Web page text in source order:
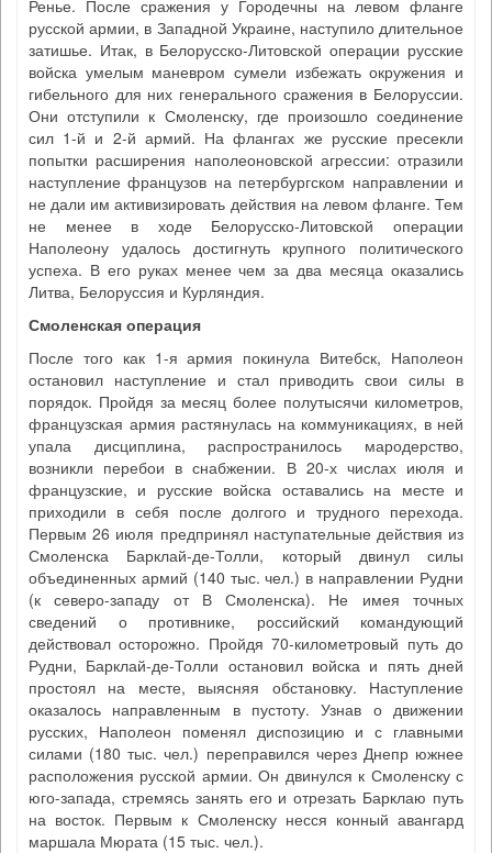
Ренье. После сражения у Городечны на левом фланге
русской армии, в Западной Украине, наступило длительное
затишье. Итак, в Белорусско-Литовской операции русские
войска умелым маневром сумели избежать окружения и
гибельного для них генерального сражения в Белоруссии.
Они отступили к Смоленску, где произошло соединение
сил 1-й и 2-й армий. На флангах же русские пресекли
попытки расширения наполеоновской агрессии: отразили
наступление французов на петербургском направлении и
не дали им активизировать действия на левом фланге. Тем
не менее в ходе Белорусско-Литовской операции
Наполеону удалось достигнуть крупного политического
успеха. В его руках менее чем за два месяца оказались
Литва, Белоруссия и Курляндия.
Смоленская операция
После того как 1-я армия покинула Витебск, Наполеон
остановил наступление и стал приводить свои силы в
порядок. Пройдя за месяц более полутысячи километров,
французская армия растянулась на коммуникациях, в ней
упала дисциплина, распространилось мародерство,
возникли перебои в снабжении. В 20-х числах июля и
французские, и русские войска оставались на месте и
приходили в себя после долгого и трудного перехода.
Первым 26 июля предпринял наступательные действия из
Смоленска Барклай-де-Толли, который двинул силы
объединенных армий (140 тыс. чел.) в направлении Рудни
(к северо-западу от В Смоленска). Не имея точных
сведений о противнике, российский командующий
действовал осторожно. Пройдя 70-километровый путь до
Рудни, Барклай-де-Толли остановил войска и пять дней
простоял на месте, выясняя обстановку. Наступление
оказалось направленным в пустоту. Узнав о движении
русских, Наполеон поменял диспозицию и с главными
силами (180 тыс. чел.) переправился через Днепр южнее
расположения русской армии. Он двинулся к Смоленску с
юго-запада, стремясь занять его и отрезать Барклаю путь
на восток. Первым к Смоленску несся конный авангард
маршала Мюрата (15 тыс. чел.).